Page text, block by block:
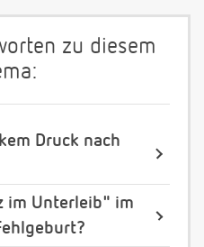
zu diesem
Druck nach
im Unterleib" im